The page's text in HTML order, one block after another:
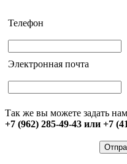
Телефон
Электронная почта
Так же вы можете задать
+7 (962) 285-49-43 или +7